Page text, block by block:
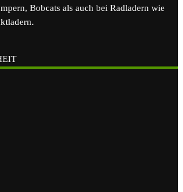
Bobcats als auch bei Radladern wie